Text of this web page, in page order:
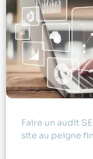
Faire un audit
site au peigne